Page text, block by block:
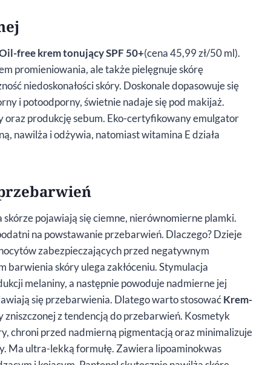
free krem tonujący SPF 50+(cena 45,99 zł/50 ml).
promieniowania, ale także pielęgnuje skórę
niedoskonałości skóry. Doskonale dopasowuje się
i potoodporny, świetnie nadaje się pod makijaż.
produkcję sebum. Eko-certyfikowany emulgator
nawilża i odżywia, natomiast witamina E działa
skórze pojawiają się ciemne, nierównomierne plamki.
na powstawanie przebarwień. Dlaczego? Dzieje
zabezpieczających przed negatywnym
barwienia skóry ulega zakłóceniu. Stymulacja
melaniny, a następnie powoduje nadmierne jej
się przebarwienia. Dlatego warto stosowaćKrem-
zniszczonej z tendencją do przebarwień. Kosmetyk
chroni przed nadmierną pigmentacją oraz minimalizuje
Ma ultra-lekką formułę. Zawiera lipoaminokwas